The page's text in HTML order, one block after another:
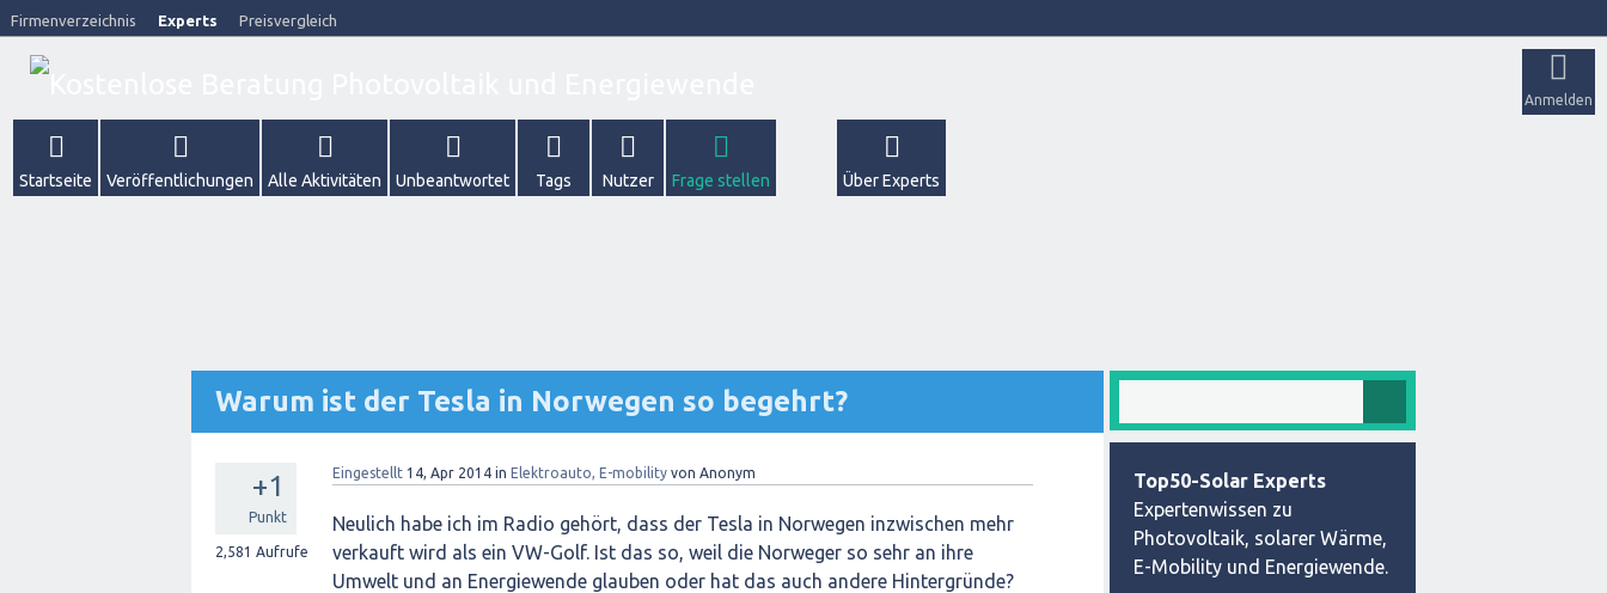
Firmenverzeichnis Experts Preisvergleich
Anmelden
Startseite Veröffentlichungen Alle Aktivitäten Unbeantwortet Tags Nutzer Frage stellen Über Experts
Warum ist der Tesla in Norwegen so begehrt?
+1
Punkt
2,581 Aufrufe
Eingestellt 14, Apr 2014 in Elektroauto, E-mobility von Anonym
Neulich habe ich im Radio gehört, dass der Tesla in Norwegen inzwischen mehr
verkauft wird als ein VW-Golf. Ist das so, weil die Norweger so sehr an ihre
Umwelt und an Energiewende glauben oder hat das auch andere Hintergründe?
Top50-Solar Experts
Expertenwissen zu
Photovoltaik, solarer Wärme,
E-Mobility und Energiewende.